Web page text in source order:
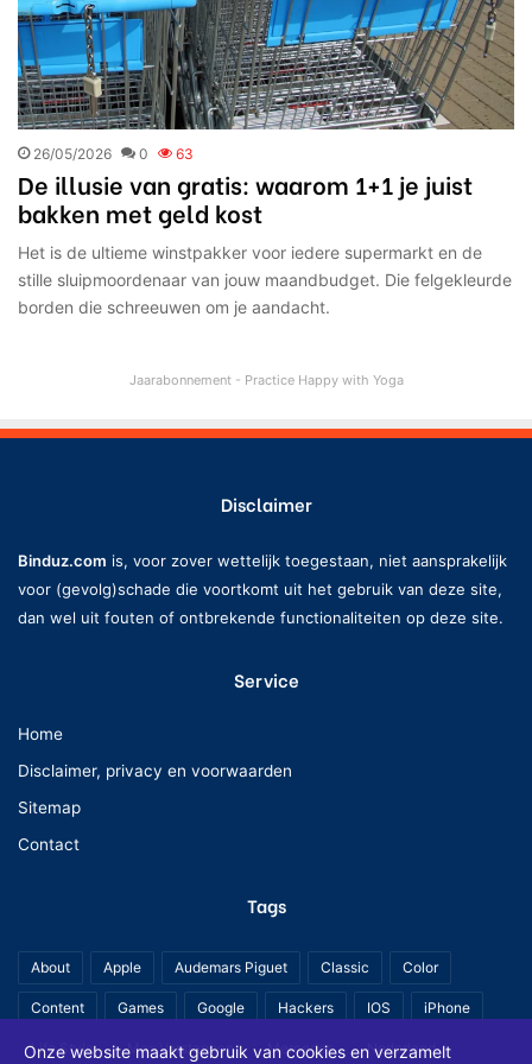
26/05/2026 0 63
De illusie van gratis: waarom 1+1 je juist
bakken met geld kost
Het is de ultieme winstpakker voor iedere supermarkt en de
stille sluipmoordenaar van jouw maandbudget. Die felgekleurde
borden die schreeuwen om je aandacht.
Jaarabonnement - Practice Happy with Yoga
Disclaimer
Binduz.com is, voor zover wettelijk toegestaan, niet aansprakelijk
voor (gevolg)schade die voortkomt uit het gebruik van deze site,
dan wel uit fouten of ontbrekende functionaliteiten op deze site.
Service
Home
Disclaimer, privacy en voorwaarden
Sitemap
Contact
Tags
About Apple Audemars Piguet Classic Color
Content Games Google Hackers IOS iPhone
Life Style Max Verstappen Mercedes Nederland
Onze website maakt gebruik van cookies en verzamelt